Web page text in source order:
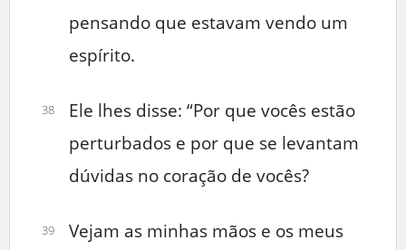
pensando que estavam vendo um
espírito.
38
Ele lhes disse: “Por que vocês estão
perturbados e por que se levantam
dúvidas no coração de vocês?
39
Vejam as minhas mãos e os meus